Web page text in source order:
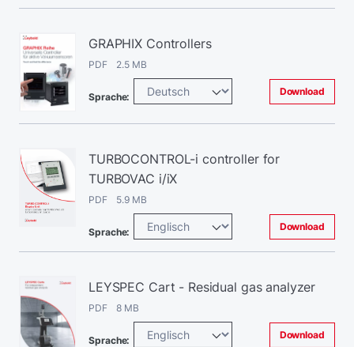
GRAPHIX Controllers
PDF 2.5 MB
Sprache: Download
TURBOCONTROL-i controller for
TURBOVAC i/iX
PDF 5.9 MB
Sprache: Download
LEYSPEC Cart - Residual gas analyzer
PDF 8 MB
Sprache: Download